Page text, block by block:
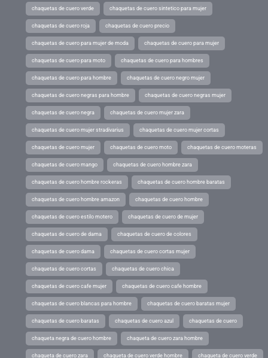
chaquetas de cuero verde chaquetas de cuero sintetico para mujer
chaquetas de cuero roja chaquetas de cuero precio
chaquetas de cuero para mujer de moda chaquetas de cuero para mujer
chaquetas de cuero para moto chaquetas de cuero para hombres
chaquetas de cuero para hombre chaquetas de cuero negro mujer
chaquetas de cuero negras para hombre chaquetas de cuero negras mujer
chaquetas de cuero negra chaquetas de cuero mujer zara
chaquetas de cuero mujer stradivarius chaquetas de cuero mujer cortas
chaquetas de cuero mujer chaquetas de cuero moto chaquetas de cuero moteras
chaquetas de cuero mango chaquetas de cuero hombre zara
chaquetas de cuero hombre rockeras chaquetas de cuero hombre baratas
chaquetas de cuero hombre amazon chaquetas de cuero hombre
chaquetas de cuero estilo motero chaquetas de cuero de mujer
chaquetas de cuero de dama chaquetas de cuero de colores
chaquetas de cuero dama chaquetas de cuero cortas mujer
chaquetas de cuero cortas chaquetas de cuero chica
chaquetas de cuero cafe mujer chaquetas de cuero cafe hombre
chaquetas de cuero blancas para hombre chaquetas de cuero baratas mujer
chaquetas de cuero baratas chaquetas de cuero azul chaquetas de cuero
chaqueta negra de cuero hombre chaqueta de cuero zara hombre
chaqueta de cuero zara chaqueta de cuero verde hombre chaqueta de cuero verde